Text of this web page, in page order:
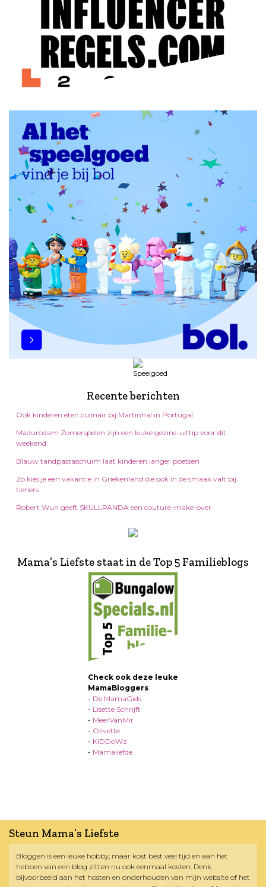
Recente berichten
Ook kinderen eten culinair bij Martinhal in Portugal
Madurodam Zomerspelen zijn een leuke gezins-uittip voor dit
weekend
Blauw tandpastaschuim laat kinderen langer poetsen
Zo kies je een vakantie in Griekenland die ook in de smaak valt bij
tieners
Robert Wun geeft SKULLPANDA een couture-make-over
Mama’s Liefste staat in de Top 5 Familieblogs
Check ook deze leuke
MamaBloggers
- De MamaGids
- Lisette Schrijft
- MeerVanMir
- Olivette
- KiDDoWz
- Mamaliefde
Steun Mama’s Liefste
Bloggen is een leuke hobby, maar kost best veel tijd en aan het
hebben van een blog zitten nu ook eenmaal kosten. Denk
bijvoorbeeld aan het hosten en onderhouden van mijn website of het